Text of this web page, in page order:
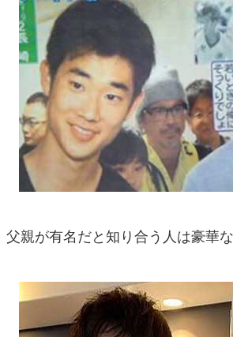
父親が有名だと知り合う人は豪華な